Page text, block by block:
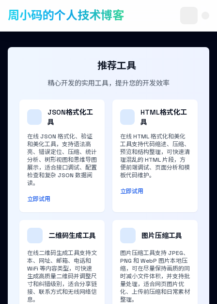
周小码的个人技术博客
推荐工具
精心开发的实用工具，提升您的开发效率
JSON格式化工
具
在线 JSON 格式化、验证
和美化工具，支持语法高
亮、错误定位、压缩、统计
分析、树形视图和思维导图
展示，适合接口调试、配置
检查和复杂 JSON 数据阅
读。
立即试用
HTML格式化工
具
在线 HTML 格式化和美化
工具支持代码缩进、压缩、
预览和结构整理，可快速清
理混乱的 HTML 片段，方
便前端调试、页面分析和模
板代码维护。
立即试用
二维码生成工具
在线二维码生成工具支持文
本、网址、邮箱、电话和
WiFi 等内容类型，可快速
生成高质量二维码并调整尺
寸和纠错级别，适合分享链
接、联系方式和无线网络信
息。
图片压缩工具
图片压缩工具支持 JPEG、
PNG 和 WebP 图片本地压
缩，可在尽量保持画质的同
时减小文件体积，并支持批
量处理，适合网页图片优
化、上传前压缩和日常素材
整理。